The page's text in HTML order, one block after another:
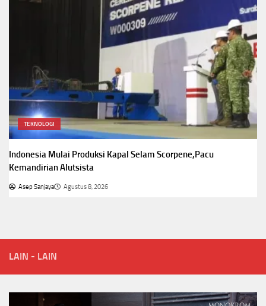
TEKNOLOGI
Indonesia Mulai Produksi Kapal Selam Scorpene,Pacu
Kemandirian Alutsista
Asep Sanjaya Agustus 8, 2026
LAIN - LAIN